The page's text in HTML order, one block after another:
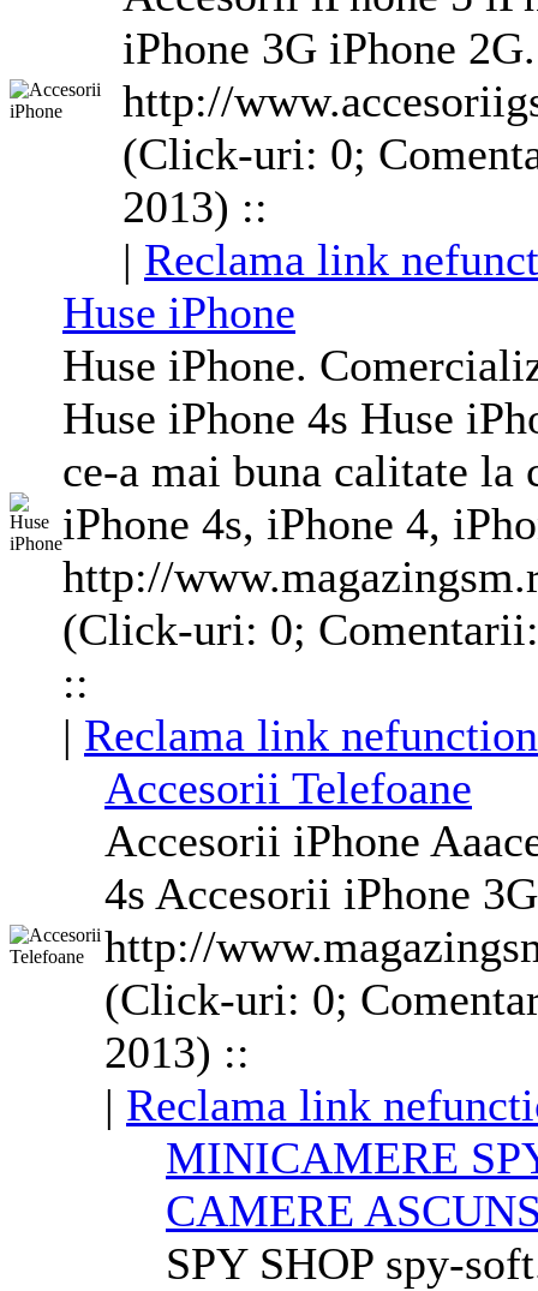
iPhone 3G iPhone 2G.
http://
(Click-uri: 0;
2013) ::
| Reclama link
Huse iPhone
Huse iPhone.
Huse iPhone 4s Huse
ce-a mai buna calitate la
iPhone 4s, iPhone 4,
http://
(Click-uri: 0;
::
| Reclama link
Accesorii Telefoane
Accesorii iPhone
4s Accesorii iPhone 3G
http://
(Click-uri: 0;
2013) ::
| Reclama link
MINICAMERE
CAMERE
SPY SHOP spy-